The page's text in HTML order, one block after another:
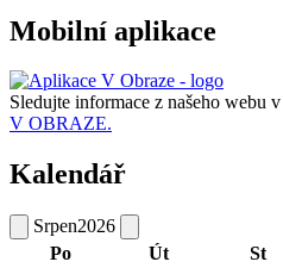
Mobilní aplikace
Sledujte informace z našeho webu v
V OBRAZE.
Kalendář
Srpen2026
Po
Út St